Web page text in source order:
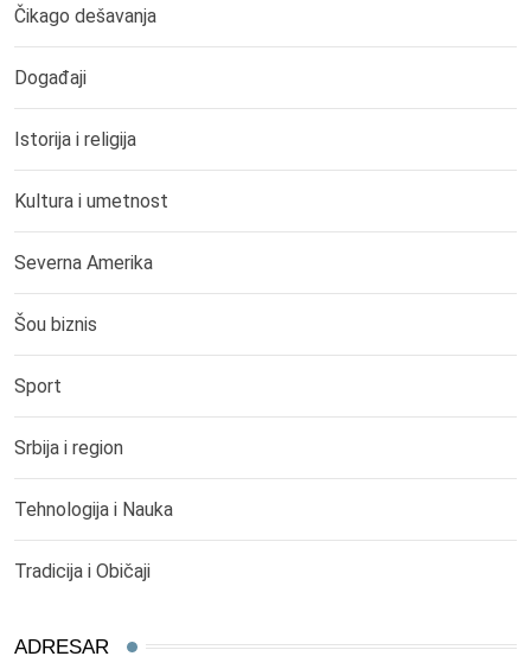
Čikago dešavanja
Događaji
Istorija i religija
Kultura i umetnost
Severna Amerika
Šou biznis
Sport
Srbija i region
Tehnologija i Nauka
Tradicija i Običaji
ADRESAR